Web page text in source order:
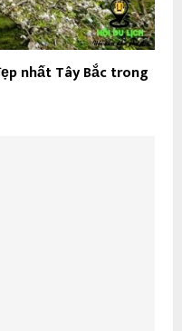
nhất Tây Bắc trong